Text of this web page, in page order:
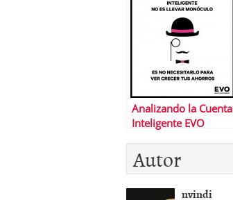
Analizando la Cuenta
Inteligente EVO
Autor
nvindi